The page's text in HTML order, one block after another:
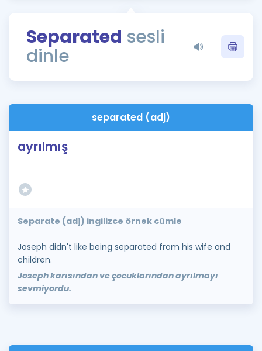
Rehberlik Aracı
ÖSYM Sınav Takvimi
İngilizce Gramer
Separated sesli
dinle
separated (adj)
ayrılmış
Separate (adj) ingilizce örnek cümle
Joseph didn't like being separated from his wife and
children.
Joseph karısından ve çocuklarından ayrılmayı
sevmiyordu.